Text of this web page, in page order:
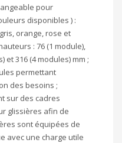
pour
disponibles ) :
orange, rose et
: 76 (1 module),
et 316 (4 modules) mm ;
permettant
des besoins ;
sur des cadres
glissières afin de
sont équipées de
avec une charge utile